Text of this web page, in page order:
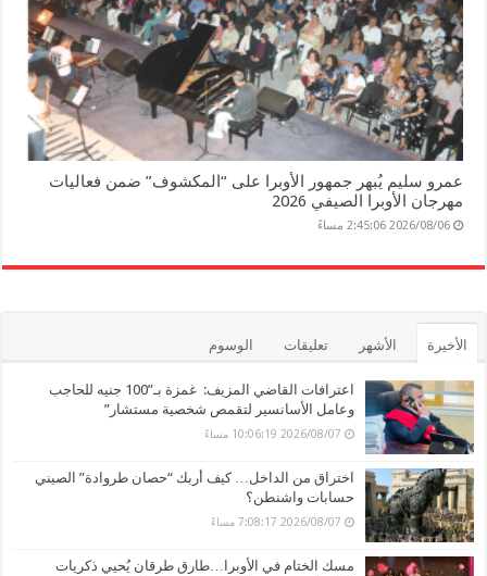
عمرو سليم يُبهر جمهور الأوبرا على “المكشوف” ضمن فعاليات
مهرجان الأوبرا الصيفي 2026
2026/08/06 2:45:06 مساءً
الأخيرة الأشهر تعليقات الوسوم
اعترافات القاضي المزيف: غمزة بـ”100 جنيه للحاجب
وعامل الأسانسير لتقمص شخصية مستشار”
2026/08/07 10:06:19 مساءً
اختراق من الداخل… كيف أربك “حصان طروادة” الصيني
حسابات واشنطن؟
2026/08/07 7:08:17 مساءً
مسك الختام في الأوبرا…طارق طرقان يُحيي ذكريات